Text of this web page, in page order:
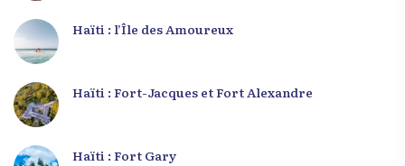
Haïti : l’Île des Amoureux
Haïti : Fort-Jacques et Fort Alexandre
Haïti : Fort Gary